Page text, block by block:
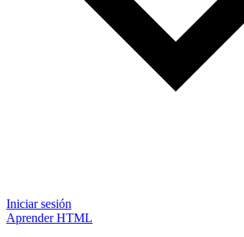
Iniciar sesión
Aprender HTML